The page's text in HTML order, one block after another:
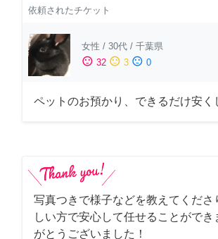
依頼されたチケット
女性 / 30代 / 千葉県
sentiment_satisfied 32 sentiment_neutral 3 sentiment_dissatisfied 0
ペットのお預かり、できるだけ安く
写真つきで様子などを教えてくださ
しい方で安心して任せることができ
がとうございました！